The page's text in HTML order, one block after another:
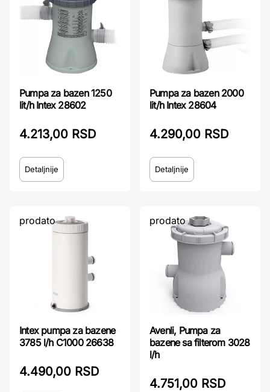
Pumpa za bazen 1250
lit/h Intex 28602
4.213,00 RSD
Detaljnije
Pumpa za bazen 2000
lit/h Intex 28604
4.290,00 RSD
Detaljnije
prodato
Intex pumpa za bazene
3785 l/h C1000 26638
4.490,00 RSD
prodato
Avenli, Pumpa za
bazene sa filterom 3028
l/h
4.751,00 RSD